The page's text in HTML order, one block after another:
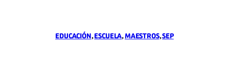
EDUCACIÓN, ESCUELA, MAESTROS, SEP